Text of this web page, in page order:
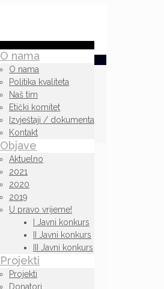
O nama
O nama
Politika kvaliteta
Naš tim
Etički komitet
Izvještaji / dokumenta
Kontakt
Objave
Aktuelno
2021
2020
2019
U pravo vrijeme!
I Javni konkurs
II Javni konkurs
III Javni konkurs
Projekti
Projekti
Donatori